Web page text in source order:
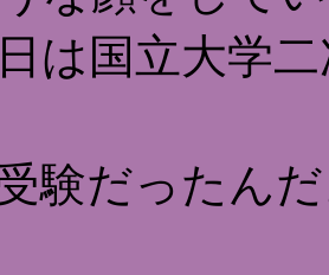
は国立大学
験だったん